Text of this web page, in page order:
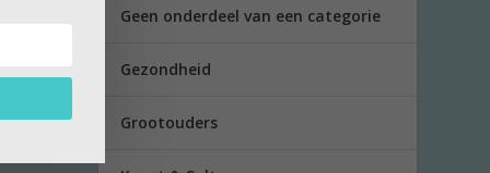
Geen onderdeel van een categorie
Gezondheid
Grootouders